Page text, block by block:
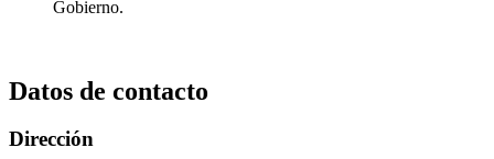
Gobierno.
Datos de contacto
Dirección